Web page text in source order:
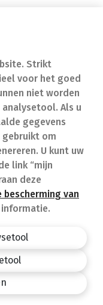
Strikt
voor het goed
niet worden
analysetool. Als u
gegevens
gebruikt om
U kunt uw
link “mijn
deze
bescherming van
van nood
vragen
policy